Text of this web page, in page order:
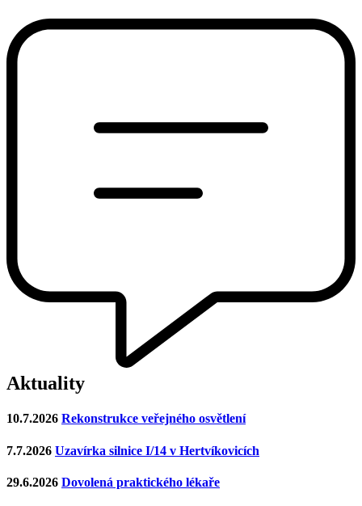
Aktuality
10.7.2026 Rekonstrukce veřejného osvětlení
7.7.2026 Uzavírka silnice I/14 v Hertvíkovicích
29.6.2026 Dovolená praktického lékaře